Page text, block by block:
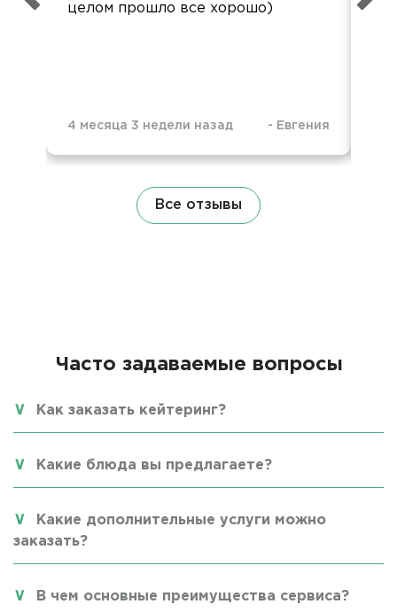
целом прошло все хорошо)
4 месяца 3 недели назад - Евгения
Все отзывы
Часто задаваемые вопросы
Как заказать кейтеринг?
Какие блюда вы предлагаете?
Какие дополнительные услуги можно
заказать?
В чем основные преимущества сервиса?